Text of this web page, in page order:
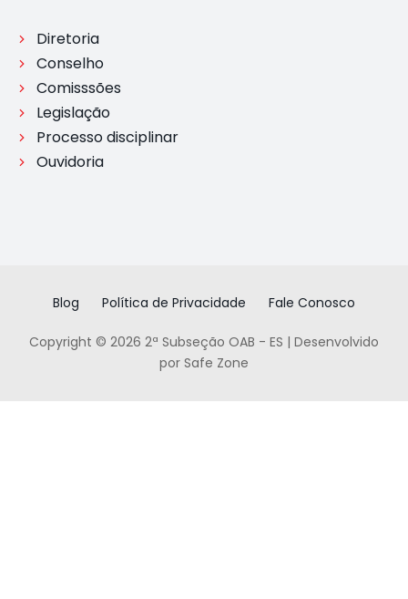
Diretoria
Conselho
Comisssões
Legislação
Processo disciplinar
Ouvidoria
Blog Política de Privacidade Fale Conosco
Copyright © 2026 2ª Subseção OAB - ES | Desenvolvido
por Safe Zone